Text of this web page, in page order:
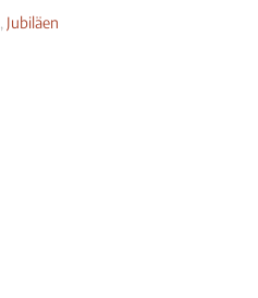
, Jubiläen